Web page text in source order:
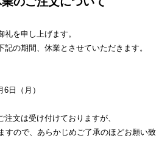
を申し上げます。
の期間、休業とさせていただきます。
日（月）
文は受け付けておりますが、
すので、あらかじめご了承のほどお願い致